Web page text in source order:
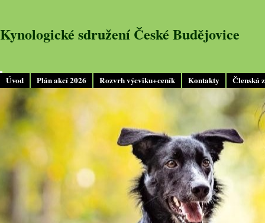
Úvod Plán akcí 2026 Rozvrh výcviku+ceník Kontakty Členská
Kynologické sdružení České Budějovice